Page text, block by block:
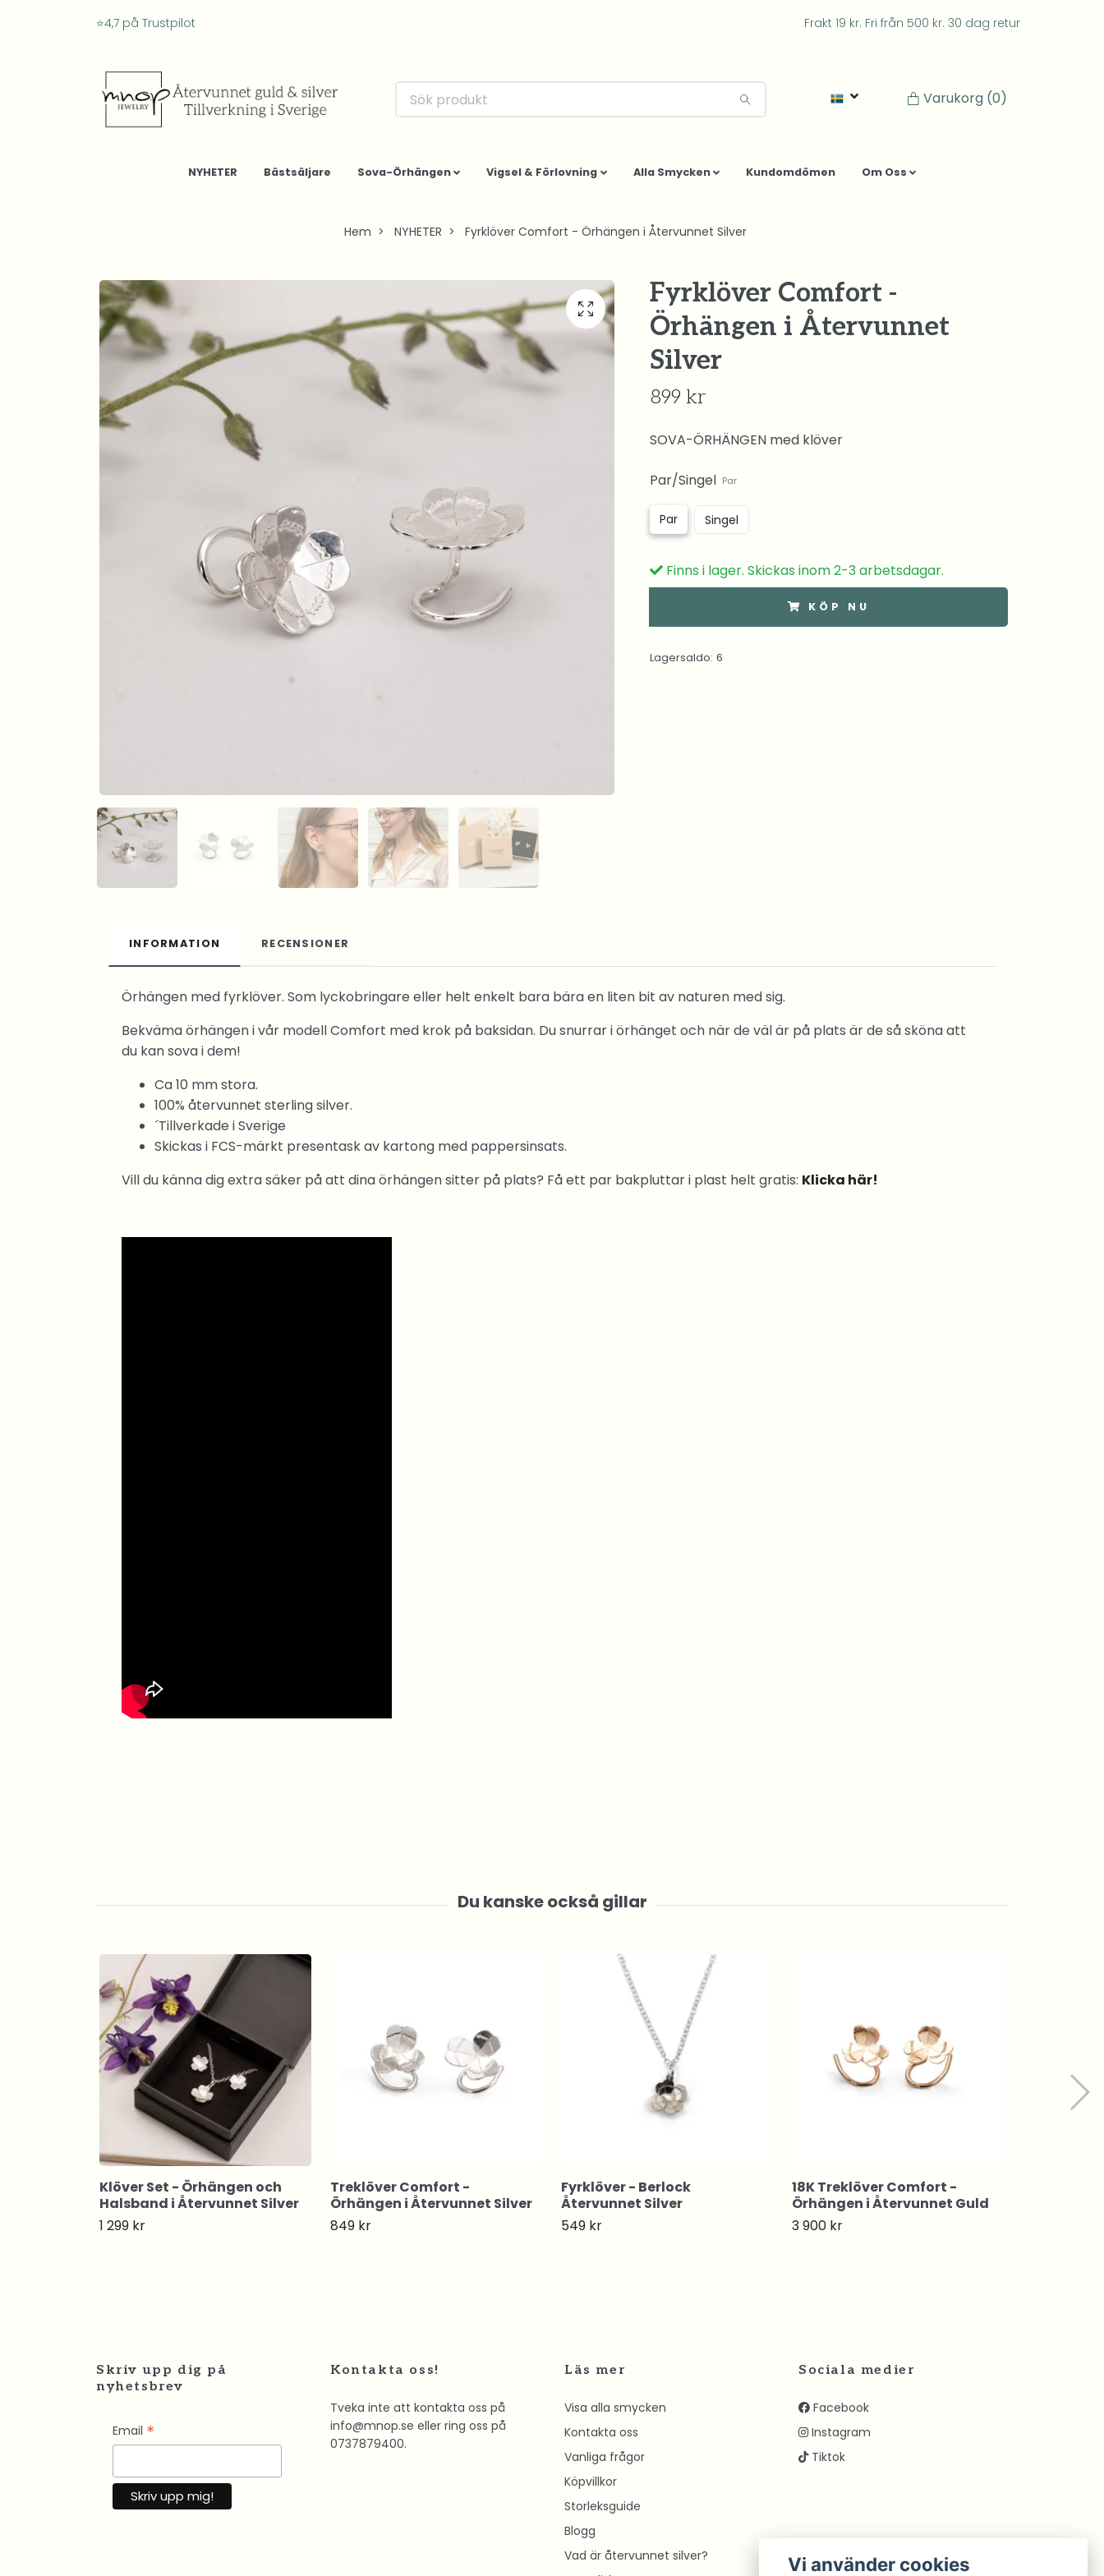
⭐4,7 på Trustpilot Frakt 19 kr. Fri från 500 kr. 30 dag retur
Varukorg (0)
NYHETER Bästsäljare Sova-Örhängen Vigsel & Förlovning Alla Smycken Kundomdömen Om Oss
Hem NYHETER Fyrklöver Comfort - Örhängen i Återvunnet Silver
Fyrklöver Comfort -
Örhängen i Återvunnet
Silver
899 kr
SOVA-ÖRHÄNGEN med klöver
Par/Singel Par
Par Singel
Finns i lager. Skickas inom 2-3 arbetsdagar.
KÖP NU
Lagersaldo: 6
INFORMATION RECENSIONER
Örhängen med fyrklöver. Som lyckobringare eller helt enkelt bara bära en liten bit av naturen med sig.
Bekväma örhängen i vår modell Comfort med krok på baksidan. Du snurrar i örhänget och när de väl är på plats är de så sköna att
du kan sova i dem!
Ca 10 mm stora.
100% återvunnet sterling silver.
´Tillverkade i Sverige
Skickas i FCS-märkt presentask av kartong med pappersinsats.
Vill du känna dig extra säker på att dina örhängen sitter på plats? Få ett par bakpluttar i plast helt gratis: Klicka här!
Klöver Set - Örhängen och
Halsband i Återvunnet Silver
1 299 kr
Treklöver Comfort -
Örhängen i Återvunnet Silver
849 kr
Fyrklöver - Berlock
Återvunnet Silver
549 kr
18K Treklöver Comfort -
Örhängen i Återvunnet Guld
3 900 kr
Skriv upp dig på
nyhetsbrev
Email *
Kontakta oss!
Tveka inte att kontakta oss på
info@mnop.se eller ring oss på
0737879400.
Läs mer
Visa alla smycken
Kontakta oss
Vanliga frågor
Köpvillkor
Storleksguide
Blogg
Vad är återvunnet silver?
Sociala medier
Facebook
Instagram
Tiktok
Vi använder cookies